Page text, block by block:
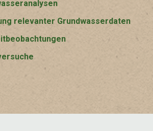
relevanter Grundwasserdaten